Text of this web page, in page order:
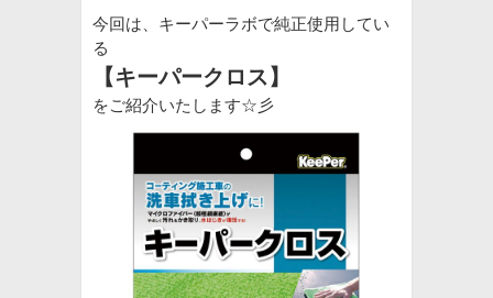
今回は、キーパーラボで純正使用してい
る
【キーパークロス】
をご紹介いたします☆彡